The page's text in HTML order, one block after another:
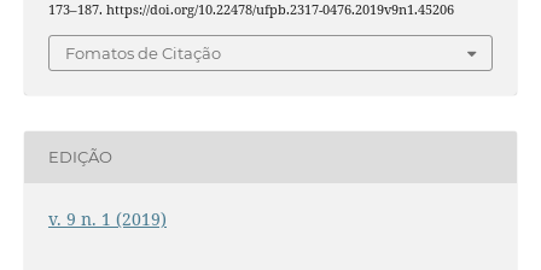
173–187. https://doi.org/10.22478/ufpb.2317-0476.2019v9n1.45206
Fomatos de Citação
EDIÇÃO
v. 9 n. 1 (2019)